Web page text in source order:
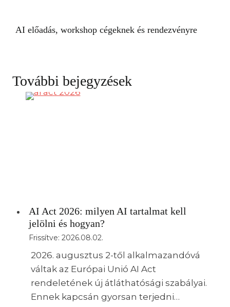
AI előadás, workshop cégeknek és rendezvényre
További bejegyzések
AI Act 2026: milyen AI tartalmat kell
jelölni és hogyan?
Frissítve: 2026.08.02.
2026. augusztus 2-től alkalmazandóvá
váltak az Európai Unió AI Act
rendeletének új átláthatósági szabályai.
Ennek kapcsán gyorsan terjedni…